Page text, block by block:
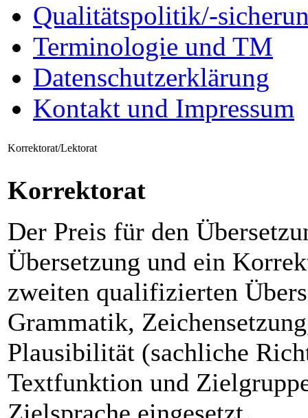
Qualitätspolitik/-
Terminologie und TM
Datenschutzerklärung
Kontakt und Impressum
Korrektorat/Lektorat
Korrektorat
Der Preis für den
Übersetzung und ein
zweiten qualifizierten
Grammatik,
Plausibilität (sachliche
Textfunktion und